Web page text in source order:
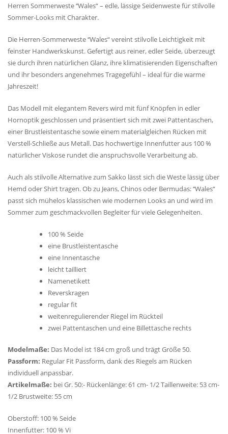
Herren Sommerweste ‘‘Wales“ – edle, lässige Seidenweste für stilvolle
Sommer-Looks mit Charakter.
Die Herren-Sommerweste ‘‘Wales“ vereint stilvolle Leichtigkeit mit
feinster Handwerkskunst. Gefertigt aus reiner, edler Seide, überzeugt
sie durch ihren natürlichen Glanz, ihre klimatisierenden Eigenschaften
und ihr besonders angenehmes Tragegefühl – ideal für die warme
Jahreszeit!
Das Modell mit elegantem Revers wird mit fünf Knöpfen in edler
Hornoptik geschlossen und präsentiert sich mit zwei Pattentaschen,
einer Brustleistentasche sowie einem materialgleichen Rücken mit
Verstell-Schließe aus Metall. Das hochwertige Innenfutter aus 100 %
natürlicher Viskose rundet die anspruchsvolle Verarbeitung ab.
Auch als stilvolle Alternative zum Sakko lässt sich die Weste lässig über
Hemd oder Shirt tragen. Ob zu Jeans, Chinos oder Bermudas: ‘‘Wales“
passt sich mühelos klassischen wie modernen Looks an und wird im
Sommer zum geschmackvollen Begleiter für viele Gelegenheiten.
100 % Seide
eine Brustleistentasche
eine Innentasche
leicht tailliert
Namenetikett
Reverskragen
regular fit
weitenregulierender Riegel im Rückteil
zwei Pattentaschen und eine Billettasche rechts
Modelmaße: Das Model ist 184 cm groß und trägt Größe 50.
Passform: Regular Fit Passform, dank des Riegels am Rücken
individuell anpassbar.
Artikelmaße: bei Gr. 50:- Rückenlänge: 61 cm- 1/2 Taillenweite: 53 cm-
1/2 Brustweite: 55 cm
Oberstoff: 100 % Seide
Innenfutter: 100 % Vi